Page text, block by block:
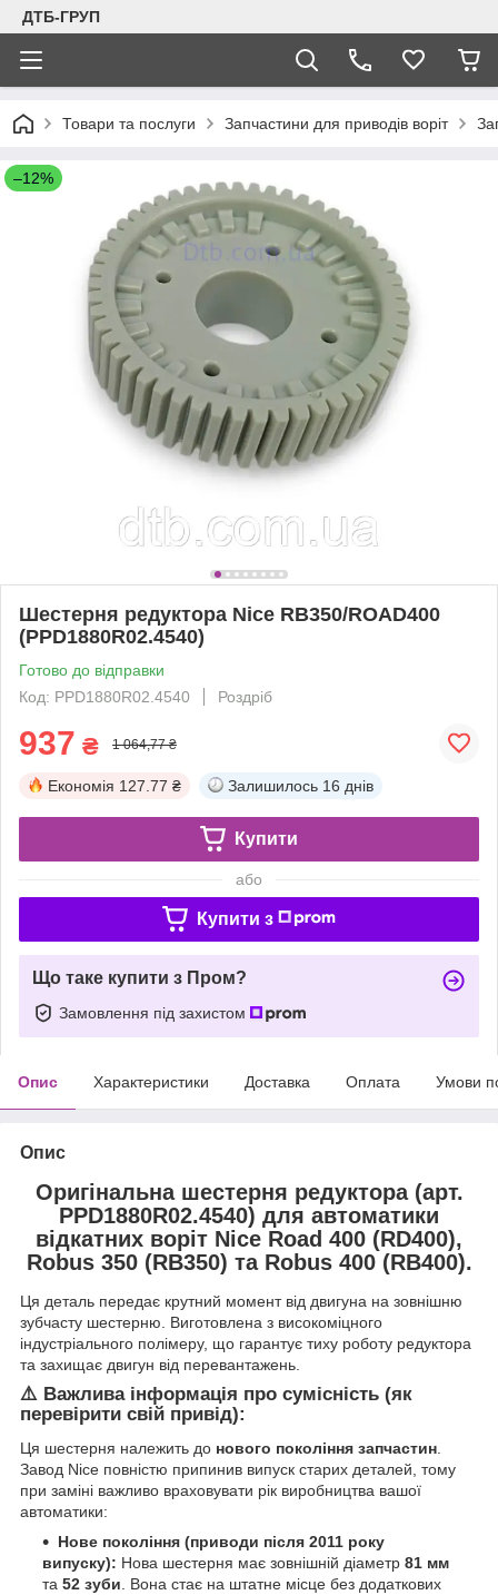
ДТБ-ГРУП
Товари та послуги Запчастини для приводів воріт
–12%
Шестерня редуктора Nice RB350/ROAD400
(PPD1880R02.4540)
Готово до відправки
Код: PPD1880R02.4540
Роздріб
937 ₴ 1 064,77 ₴
Економія 127.77 ₴ Залишилось 16 днів
Купити
або
Купити з
Що таке купити з Пром?
Замовлення під захистом
Опис Характеристики Доставка Оплата Умови
Опис
Оригінальна шестерня редуктора (арт.
PPD1880R02.4540) для автоматики
відкатних воріт Nice Road 400 (RD400),
Robus 350 (RB350) та Robus 400 (RB400).
Ця деталь передає крутний момент від двигуна на зовнішню
зубчасту шестерню. Виготовлена з високоміцного
індустріального полімеру, що гарантує тиху роботу редуктора
та захищає двигун від перевантажень.
⚠️ Важлива інформація про сумісність (як
перевірити свій привід):
Ця шестерня належить до нового покоління запчастин.
Завод Nice повністю припинив випуск старих деталей, тому
при заміні важливо враховувати рік виробництва вашої
автоматики:
Нове покоління (приводи після 2011 року
випуску): Нова шестерня має зовнішній діаметр 81 мм
та 52 зуби. Вона стає на штатне місце без додаткових